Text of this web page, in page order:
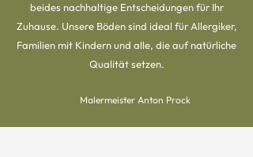
beides nachhaltige Entscheidungen für Ihr
Zuhause. Unsere Böden sind ideal für Allergiker,
Familien mit Kindern und alle, die auf natürliche
Qualität setzen.
Malermeister Anton Prock